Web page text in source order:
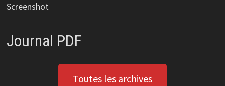
Screenshot
Journal PDF
Toutes les archives